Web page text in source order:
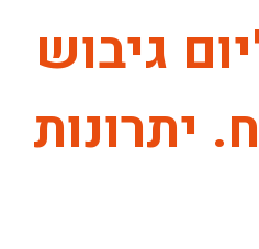
גיבוש
יתרונות